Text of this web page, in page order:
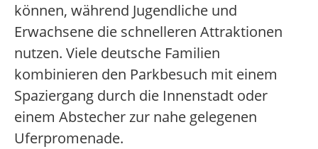
können, während Jugendliche und
Erwachsene die schnelleren Attraktionen
nutzen. Viele deutsche Familien
kombinieren den Parkbesuch mit einem
Spaziergang durch die Innenstadt oder
einem Abstecher zur nahe gelegenen
Uferpromenade.